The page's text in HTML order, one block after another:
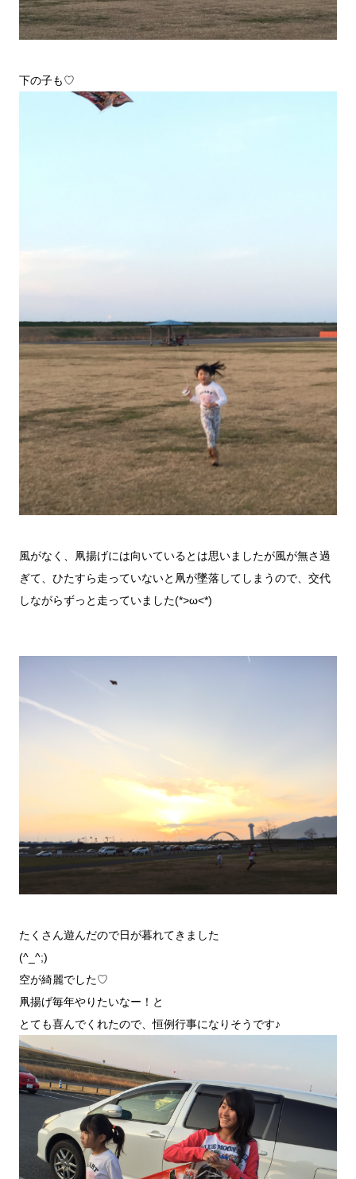
下の子も♡
風がなく、凧揚げには向いているとは思いましたが風が無さ過
ぎて、ひたすら走っていないと凧が墜落してしまうので、交代
しながらずっと走っていました(*>ω<*)
たくさん遊んだので日が暮れてきました
(^_^;)
空が綺麗でした♡
凧揚げ毎年やりたいなー！と
とても喜んでくれたので、恒例行事になりそうです♪